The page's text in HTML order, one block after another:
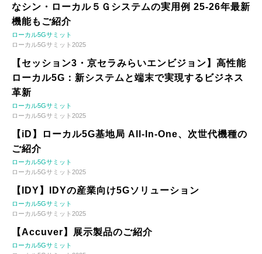
なシン・ローカル５Ｇシステムの実用例 25-26年最新
機能もご紹介
ローカル5Gサミット
ローカル5Gサミット2025
【セッション3・京セラみらいエンビジョン】高性能
ローカル5G：新システムと端末で実現するビジネス
革新
ローカル5Gサミット
ローカル5Gサミット2025
【iD】ローカル5G基地局 All-In-One、次世代機種の
ご紹介
ローカル5Gサミット
ローカル5Gサミット2025
【IDY】IDYの産業向け5Gソリューション
ローカル5Gサミット
ローカル5Gサミット2025
【Accuver】展示製品のご紹介
ローカル5Gサミット